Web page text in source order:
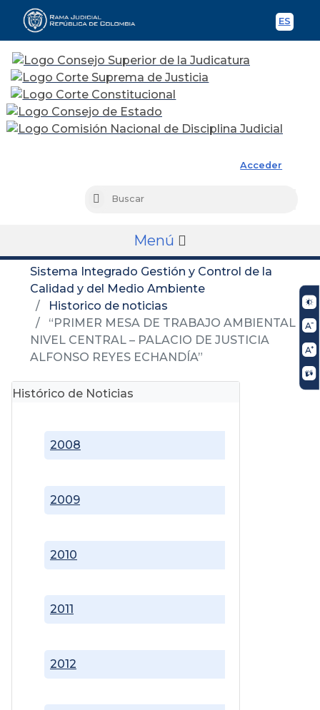
ES
Acceder
Buscar
Menú
Sistema Integrado Gestión y Control de la
Calidad y del Medio Ambiente
Historico de noticias
“PRIMER MESA DE TRABAJO AMBIENTAL
NIVEL CENTRAL – PALACIO DE JUSTICIA
ALFONSO REYES ECHANDÍA”
Histórico de Noticias
2008
2009
2010
2011
2012